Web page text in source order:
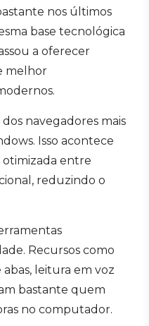
nos últimos
base tecnológica
a oferecer
melhor
navegadores mais
Isso acontece
entre
reduzindo o
Recursos como
leitura em voz
bastante quem
no computador.